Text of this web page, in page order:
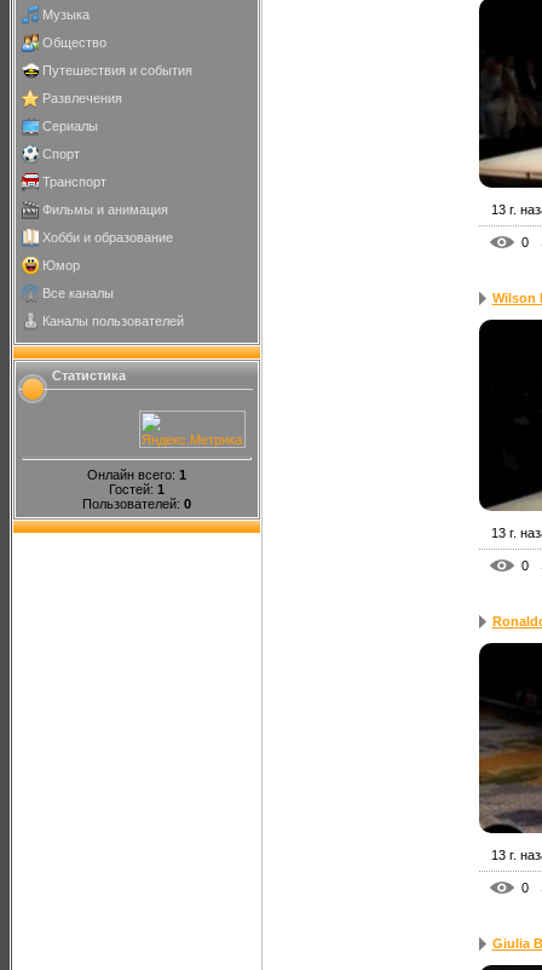
Музыка
Общество
Путешествия и события
Развлечения
Сериалы
Спорт
Транспорт
Фильмы и анимация
Хобби и образование
Юмор
Все каналы
Каналы пользователей
Статистика
Онлайн всего: 1
Гостей: 1
Пользователей: 0
13 г.
0
Wilson
13 г.
0
13 г.
0
Giulia